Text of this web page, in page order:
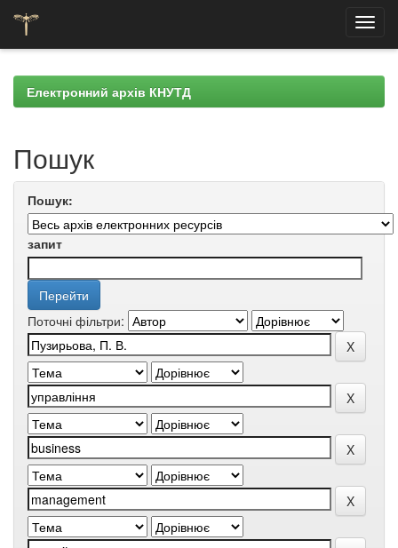
navigationЕлектронний архів КНУТД
Пошук
Пошук:
запит
Поточні фільтри: